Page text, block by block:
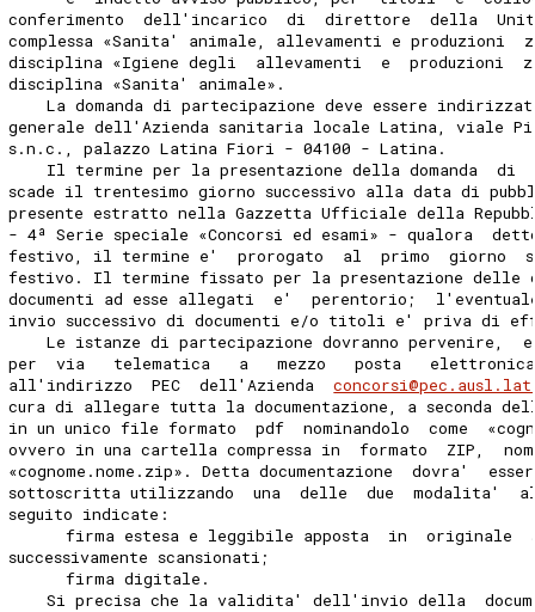
conferimento  dell'incarico  di  direttore  della
complessa «Sanita' animale, allevamenti e produzioni
disciplina «Igiene degli  allevamenti  e  produzioni
disciplina «Sanita' animale».
La domanda di partecipazione deve essere
generale dell'Azienda sanitaria locale Latina, viale
s.n.c., palazzo Latina Fiori - 04100 - Latina.
Il termine per la presentazione della domanda  di
scade il trentesimo giorno successivo alla data di
presente estratto nella Gazzetta Ufficiale della
- 4ª Serie speciale «Concorsi ed esami» - qualora
festivo, il termine e'  prorogato  al  primo  giorno
festivo. Il termine fissato per la presentazione delle
documenti ad esse allegati  e'  perentorio;
invio successivo di documenti e/o titoli e' priva di
Le istanze di partecipazione dovranno pervenire,
per  via   telematica   a   mezzo   posta
all'indirizzo  PEC  dell'Azienda
cura di allegare tutta la documentazione, a seconda
in un unico file formato  pdf  nominandolo  come
ovvero in una cartella compressa in  formato  ZIP,
«cognome.nome.zip». Detta documentazione  dovra'
sottoscritta utilizzando  una  delle  due  modalita'
seguito indicate:
firma estesa e leggibile apposta  in  originale
successivamente scansionati;
      firma digitale.
Si precisa che la validita' dell'invio della